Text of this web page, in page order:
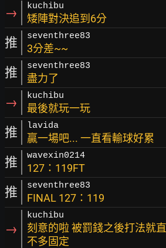
→ kuchibu
矮陣對決追到6分
推 seventhree83
3分差~~
推 seventhree83
盡力了
→ kuchibu
最後就玩一玩
推 lavida
贏一場吧... 一直看輸球好累
推 wavexin0214
127：119FT
推 seventhree83
FINAL 127：119
→
kuchibu
刻意的啦 被罰錢之後打法就
不多固定